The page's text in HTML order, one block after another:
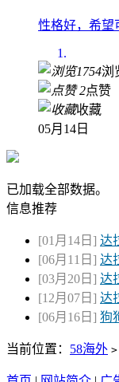
性格好，希望
1754浏
2 点赞
收藏
已加载全部数据。
[01月14日] 达
[06月11日]
达
[03月20日]
达
[12月07日]
达